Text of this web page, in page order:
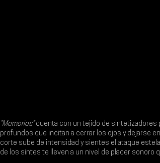
“Memories” cuenta con un tejido de
profundos que incitan a cerrar los ojos y dejarse
corte sube de intensidad y sientes el ataque
de los sintes te lleven a un nivel de placer sonoro